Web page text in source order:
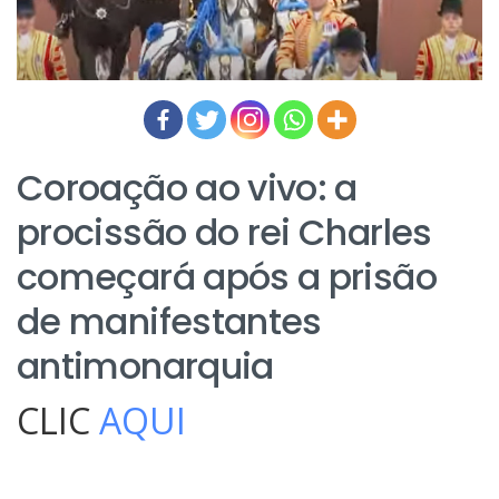
Coroação ao vivo: a
procissão do rei Charles
começará após a prisão
de manifestantes
antimonarquia
CLICAQUI